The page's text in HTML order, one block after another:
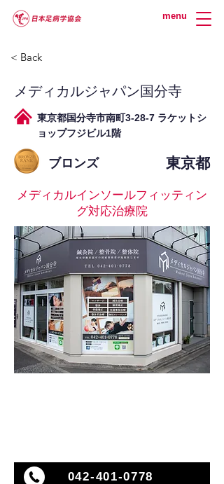
menu
< Back
メディカルジャパン国分寺
東京都国分寺市南町3-28-7 ラケットシ
ョップフジビル1階
ブロンズ 東京都
メディカルインソールフィッティン
グ対応治療院
042-401-0778